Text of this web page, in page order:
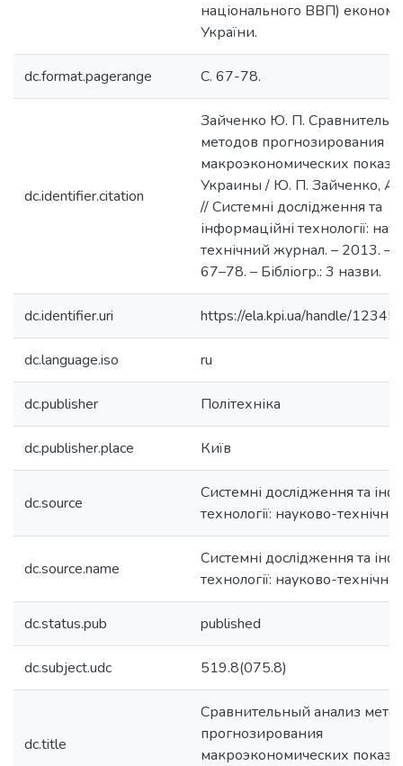
національного ВВП)
України.
dc.format.pagerange C. 67-78.
dc.identifier.citation
Зайченко Ю. П.
методов прогнозирования
макроэкономических
Украины / Ю. П. Зайченко, А.
// Системні дослідження та
інформаційні технології:
технічний журнал. – 2013. –
67–78. – Бібліогр.: 3 назви.
dc.identifier.uri https://ela.kpi.ua/handle/
dc.language.iso ru
dc.publisher Політехніка
dc.publisher.place Київ
dc.source
Системні дослідження та
технології: науково-
dc.source.name
Системні дослідження та
технології: науково-
dc.status.pub published
dc.subject.udc 519.8(075.8)
dc.title
Сравнительный анализ
прогнозирования
макроэкономических